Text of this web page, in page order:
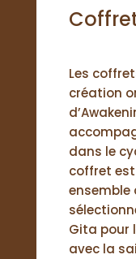
Les
création
dans le
coffret
ensemble
Gita pour
avec la